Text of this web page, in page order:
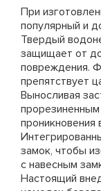
При
популярный и
Твердый
защищает от
повреждения.
препятствует
Выносливая
проникновения
замок, чтобы
с навесным
Настоящий